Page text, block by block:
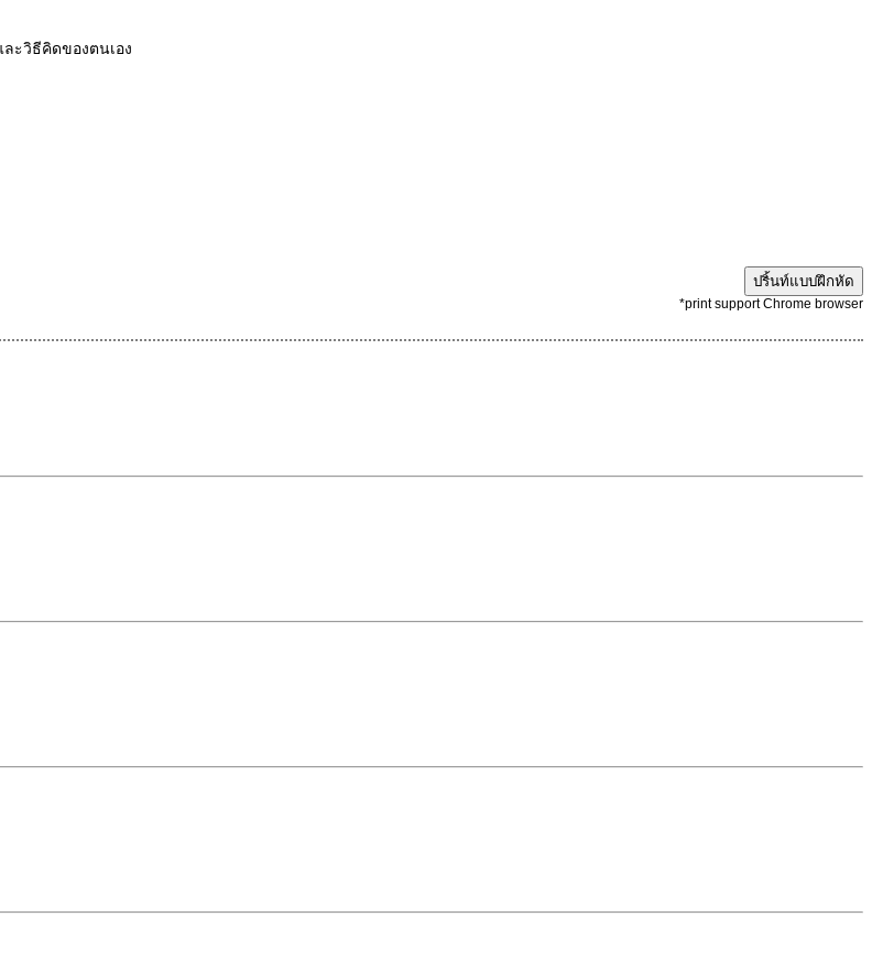
ะวิธีคิดของตนเอง
ปริ้นท์แบบฝึกหัด
*print support Chrome browser